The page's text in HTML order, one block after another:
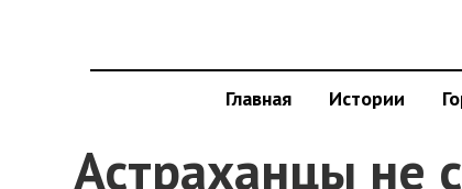
Главная Истории
Астраханцы не